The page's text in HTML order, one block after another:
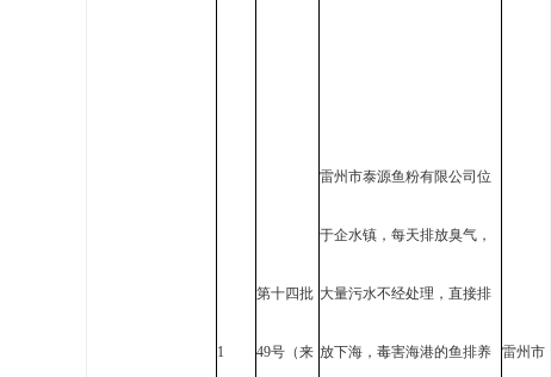
1
第十四批
49号（来
雷州市泰源鱼粉有限公司位
于企水镇，每天排放臭气，
大量污水不经处理，直接排
放下海，毒害海港的鱼排养 雷州市